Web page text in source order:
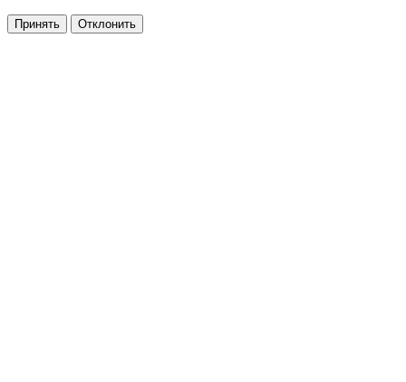
Принять Отклонить